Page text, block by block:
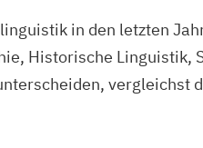
in den letzten
Historische Linguistik,
vergleichst